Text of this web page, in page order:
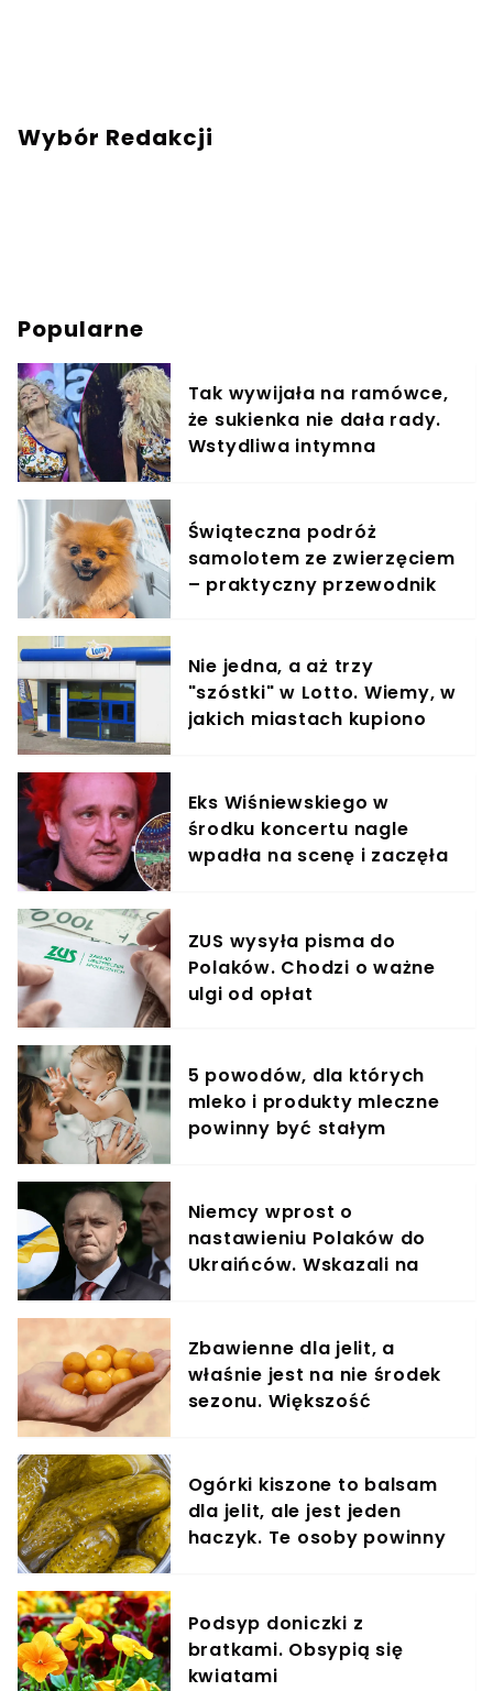
Wybór Redakcji
Popularne
Tak wywijała na ramówce,
że sukienka nie dała rady.
Wstydliwa intymna
Świąteczna podróż
samolotem ze zwierzęciem
– praktyczny przewodnik
Nie jedna, a aż trzy
"szóstki" w Lotto. Wiemy, w
jakich miastach kupiono
Eks Wiśniewskiego w
środku koncertu nagle
wpadła na scenę i zaczęła
ZUS wysyła pisma do
Polaków. Chodzi o ważne
ulgi od opłat
5 powodów, dla których
mleko i produkty mleczne
powinny być stałym
Niemcy wprost o
nastawieniu Polaków do
Ukraińców. Wskazali na
Zbawienne dla jelit, a
właśnie jest na nie środek
sezonu. Większość
Ogórki kiszone to balsam
dla jelit, ale jest jeden
haczyk. Te osoby powinny
Podsyp doniczki z
bratkami. Obsypią się
kwiatami